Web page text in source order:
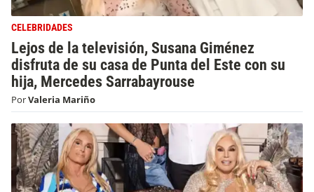
CELEBRIDADES
Lejos de la televisión, Susana Giménez
disfruta de su casa de Punta del Este con su
hija, Mercedes Sarrabayrouse
PorValeria Mariño